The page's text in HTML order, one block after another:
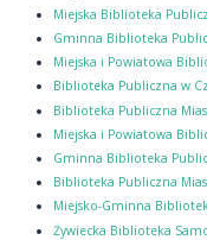
Miejska Biblioteka
Gminna Biblioteka
Miejska i Powiatowa
Biblioteka Publiczna w
Biblioteka Publiczna
Miejska i Powiatowa
Gminna Biblioteka
Biblioteka Publiczna
Miejsko-Gminna
Żywiecka Biblioteka